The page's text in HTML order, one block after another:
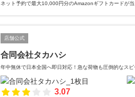
ネット予約で最大10,000円分のAmazonギフトカードが当
店舗公式
合同会社タカハシ
年中無休で日本全国へ即日対応！急な荷物も圧倒的なス
3.07